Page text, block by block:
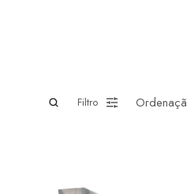
Filtro